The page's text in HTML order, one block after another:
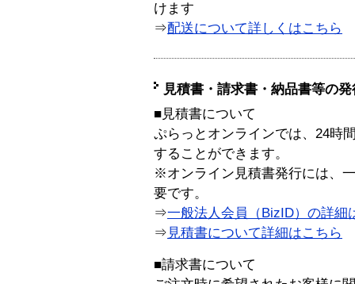
けます
⇒配送について詳しくはこちら
見積書・請求書・納品書等の
■見積書について
ぷらっとオンラインでは、24時
することができます。
※オンライン見積書発行には、
要です。
⇒一般法人会員（BizID）の詳細
⇒ 見積書について詳細はこちら
■請求書について